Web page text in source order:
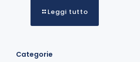
Leggi tutto
Categorie